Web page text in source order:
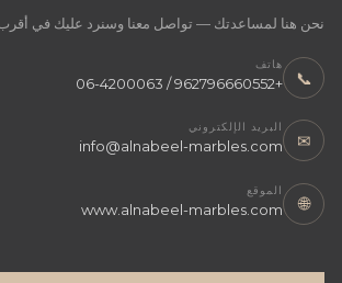
نحن هنا لمساعدتك — تواصل معنا وسنرد عليك في
📞
هاتف
+962796660552 / 06-4200063
✉
البريد الإلكتروني
info@alnabeel-marbles.com
🌐
الموقع
www.alnabeel-marbles.com